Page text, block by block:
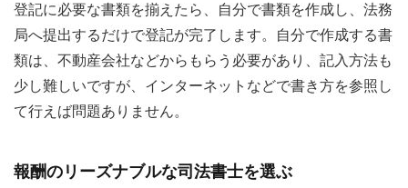
登記に必要な書類を揃えたら、自分で書類を作成し、法務
局へ提出するだけで登記が完了します。自分で作成する書
類は、不動産会社などからもらう必要があり、記入方法も
少し難しいですが、インターネットなどで書き方を参照し
て行えば問題ありません。
報酬のリーズナブルな司法書士を選ぶ